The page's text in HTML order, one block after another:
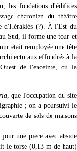
les fondations d'édifices
charonien du théâtre
d'Héraklés (?). À l'Est du
Sud, il forme une tour et
était remployée une tête
effondrés à la
de l'enceinte, où la
, que l'occupation du site
; on a poursuivi le
de sols de maisons
une pièce avec abside
le torse (0,13 m de haut)